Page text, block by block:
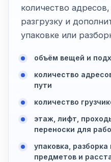
количество
разгрузку и
упаковке или
объём вещей и
количество
пути
количество
этаж, лифт,
переноски для
упаковка,
предметов и